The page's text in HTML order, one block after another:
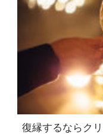
復縁するならク